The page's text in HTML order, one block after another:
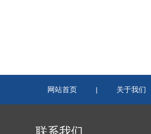
网站首页 | 关于我们
联系我们